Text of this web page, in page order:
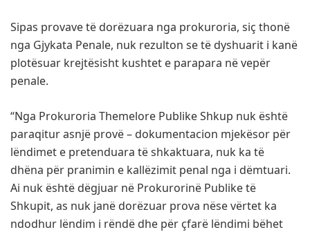
Sipas provave të dorëzuara nga prokuroria, siç thonë
nga Gjykata Penale, nuk rezulton se të dyshuarit i kanë
plotësuar krejtësisht kushtet e parapara në vepër
penale.
“Nga Prokuroria Themelore Publike Shkup nuk është
paraqitur asnjë provë – dokumentacion mjekësor për
lëndimet e pretenduara të shkaktuara, nuk ka të
dhëna për pranimin e kallëzimit penal nga i dëmtuari.
Ai nuk është dëgjuar në Prokurorinë Publike të
Shkupit, as nuk janë dorëzuar prova nëse vërtet ka
ndodhur lëndim i rëndë dhe për çfarë lëndimi bëhet